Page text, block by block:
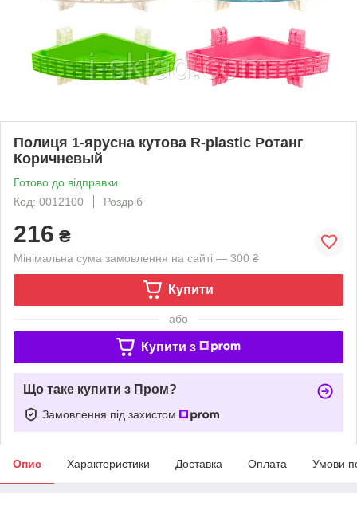
Полиця 1-ярусна кутова R-plastic Ротанг
Коричневый
Готово до відправки
Код: 0012100
Роздріб
216 ₴
Мінімальна сума замовлення на сайті — 300 ₴
Купити
або
Купити з
Що таке купити з Пром?
Замовлення під захистом
Опис Характеристики Доставка Оплата Умови